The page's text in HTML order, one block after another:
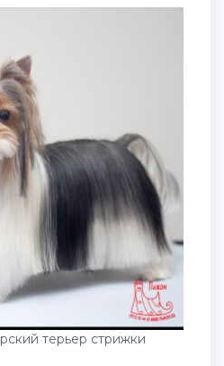
терьер стрижки